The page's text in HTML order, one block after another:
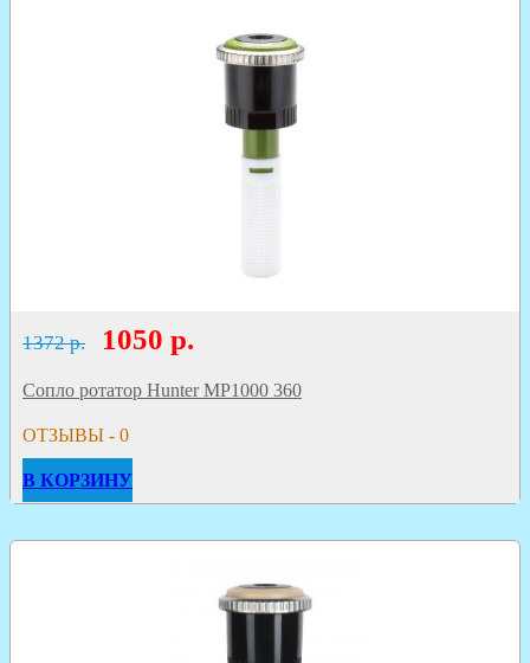
1372 р. 1050 р.
Сопло ротатор Hunter MP1000 360
ОТЗЫВЫ - 0
В КОРЗИНУ